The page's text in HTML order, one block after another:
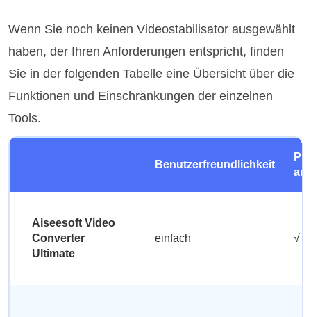
Wenn Sie noch keinen Videostabilisator ausgewählt
haben, der Ihren Anforderungen entspricht, finden
Sie in der folgenden Tabelle eine Übersicht über die
Funktionen und Einschränkungen der einzelnen
Tools.
Benutzerfreundlichkeit
Aiseesoft Video
Converter
Ultimate
einfach √